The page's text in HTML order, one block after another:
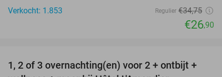
Verkocht: 1.853
Regulier €34,75
€26,90
32%
1, 2 of 3 overnachting(en) voor 2 + ontbijt +